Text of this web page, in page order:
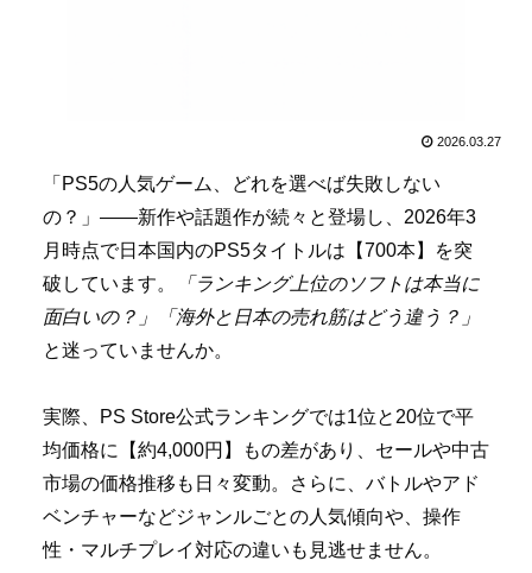
2026.03.27
「PS5の人気ゲーム、どれを選べば失敗しない
の？」――新作や話題作が続々と登場し、2026年3
月時点で日本国内のPS5タイトルは【700本】を突
破しています。
「ランキング上位のソフトは本当に
面白いの？」「海外と日本の売れ筋はどう違う？」
と迷っていませんか。
実際、PS Store公式ランキングでは1位と20位で平
均価格に【約4,000円】もの差があり、セールや中古
市場の価格推移も日々変動。さらに、バトルやアド
ベンチャーなどジャンルごとの人気傾向や、操作
性・マルチプレイ対応の違いも見逃せません。